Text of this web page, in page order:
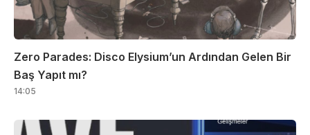
Zero Parades: Disco Elysium’un Ardından Gelen Bir
Baş Yapıt mı?
14:05